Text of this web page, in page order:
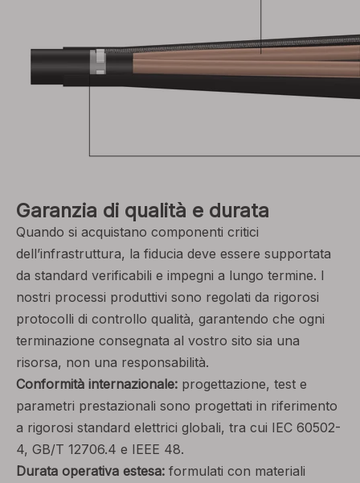
Garanzia di qualità e durata
Quando si acquistano componenti critici
dell’infrastruttura, la fiducia deve essere supportata
da standard verificabili e impegni a lungo termine. I
nostri processi produttivi sono regolati da rigorosi
protocolli di controllo qualità, garantendo che ogni
terminazione consegnata al vostro sito sia una
risorsa, non una responsabilità.
Conformità internazionale: progettazione, test e
parametri prestazionali sono progettati in riferimento
a rigorosi standard elettrici globali, tra cui IEC 60502-
4, GB/T 12706.4 e IEEE 48.
Durata operativa estesa: formulati con materiali